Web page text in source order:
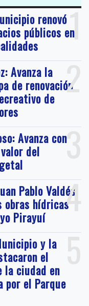
1
renovó
públicos en
2
Avanza la
de renovación
de
3
Avanza con
del
4
Pablo Valdés
obras hídricas
Pirayuí
5
y la
el
la ciudad en
por el Parque